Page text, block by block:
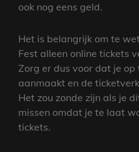
ook nog eens geld.
Het is belangrijk om te
Fest alleen online tickets
Zorg er dus voor dat je op
aanmaakt en de
Het zou zonde zijn als je
missen omdat je te laat
tickets.